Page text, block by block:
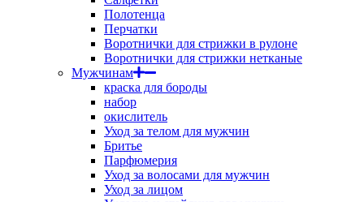
Полотенца
Перчатки
Воротнички для стрижки в рулоне
Воротнички для стрижки нетканые
Мужчинам
краска для бороды
набор
окислитель
Уход за телом для мужчин
Бритье
Парфюмерия
Уход за волосами для мужчин
Уход за лицом